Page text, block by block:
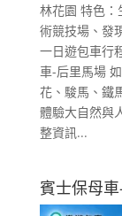
林花園 特色
術競技場、發
一日遊包車行
車-后里馬場
花、駿馬、鐵
體驗大自然與
整資訊...
賓士保母